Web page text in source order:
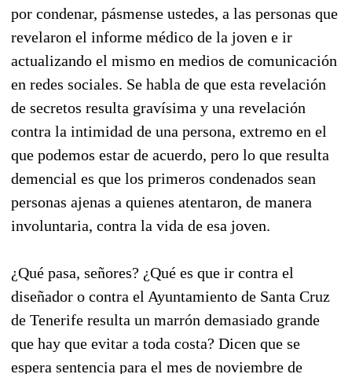
por condenar, pásmense ustedes, a las personas que
revelaron el informe médico de la joven e ir
actualizando el mismo en medios de comunicación
en redes sociales. Se habla de que esta revelación
de secretos resulta gravísima y una revelación
contra la intimidad de una persona, extremo en el
que podemos estar de acuerdo, pero lo que resulta
demencial es que los primeros condenados sean
personas ajenas a quienes atentaron, de manera
involuntaria, contra la vida de esa joven.
¿Qué pasa, señores? ¿Qué es que ir contra el
diseñador o contra el Ayuntamiento de Santa Cruz
de Tenerife resulta un marrón demasiado grande
que hay que evitar a toda costa? Dicen que se
espera sentencia para el mes de noviembre de